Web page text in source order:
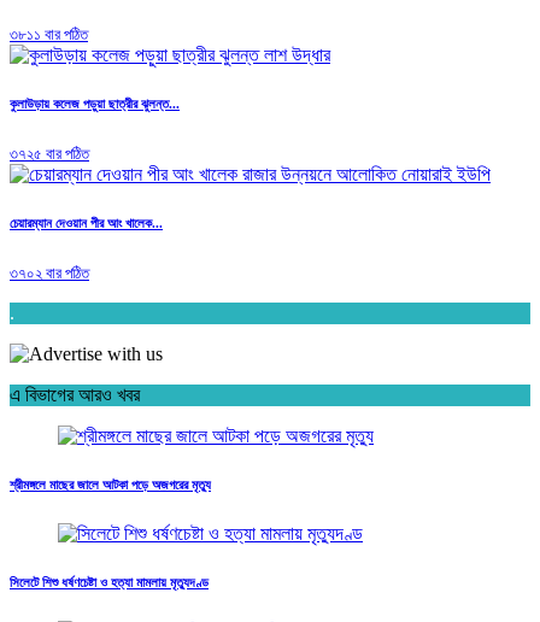
৩৮১১ বার পঠিত
কুলাউড়ায় কলেজ পড়ুয়া ছাত্রীর ঝুলন্ত...
৩৭২৫ বার পঠিত
চেয়ারম্যান দেওয়ান পীর আং খালেক...
৩৭০২ বার পঠিত
.
এ বিভাগের আরও খবর
শ্রীমঙ্গলে মাছের জালে আটকা পড়ে অজগরের মৃত্যু
সিলেটে শিশু ধর্ষণচেষ্টা ও হত্যা মামলায় মৃত্যুদণ্ড